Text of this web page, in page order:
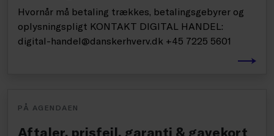
Hvornår må betaling trækkes, betalingsgebyrer og
oplysningspligt KONTAKT DIGITAL HANDEL:
digital-handel@danskerhverv.dk +45 7225 5601
PÅ AGENDAEN
Aftaler, prisfejl, garanti & gavekort